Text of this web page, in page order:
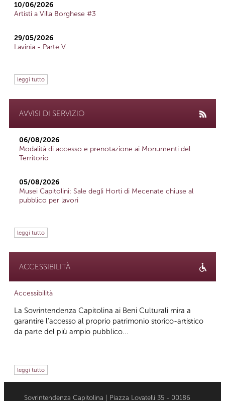
10/06/2026
Artisti a Villa Borghese #3
29/05/2026
Lavinia - Parte V
leggi tutto
AVVISI DI SERVIZIO
06/08/2026
Modalità di accesso e prenotazione ai Monumenti del
Territorio
05/08/2026
Musei Capitolini: Sale degli Horti di Mecenate chiuse al
pubblico per lavori
leggi tutto
ACCESSIBILITÀ
Accessibilità
La Sovrintendenza Capitolina ai Beni Culturali mira a
garantire l’accesso al proprio patrimonio storico-artistico
da parte del più ampio pubblico...
leggi tutto
Sovrintendenza Capitolina | Piazza Lovatelli 35 - 00186